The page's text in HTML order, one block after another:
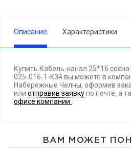
Описание Характеристики
Купить Кабель-канал 25*16
025-016-1-K34 вы можете в
Набережные Челны, оформив
или отправив заявкупо почте, а
офисе компании
ВАМ МОЖЕТ